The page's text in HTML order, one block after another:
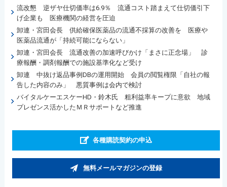
流改懇 逆ザヤ仕切価率は6.9％ 流通コスト踏まえて仕切価引下
げ企業も 医療機関の経営を圧迫
卸連・宮田会長 供給確保医薬品の流通不採算の改善を 医療や
医薬品流通が「持続可能にならない」
卸連・宮田会長 流通改善の加速呼びかけ「まさに正念場」 診
療報酬・調剤報酬での施設基準化など受け
卸連 中抜け返品事例DBの運用開始 会員の閲覧権限「自社の報
告した内容のみ」 悪質事例は会内で検討
バイタルケーエスケーHD・鈴木氏 粗利益率キープに意欲 地域
プレゼンス活かしたＭＲサポートなど推進
各種購読契約の申込
無料メールマガジンの登録